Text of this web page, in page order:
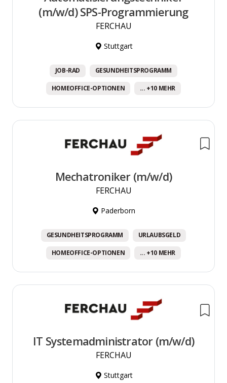
(m/w/d) SPS-Programmierung
FERCHAU
Stuttgart
JOB-RAD GESUNDHEITSPROGRAMM
HOMEOFFICE-OPTIONEN ... +10 MEHR
Mechatroniker (m/w/d)
FERCHAU
Paderborn
GESUNDHEITSPROGRAMM URLAUBSGELD
HOMEOFFICE-OPTIONEN ... +10 MEHR
IT Systemadministrator (m/w/d)
FERCHAU
Stuttgart